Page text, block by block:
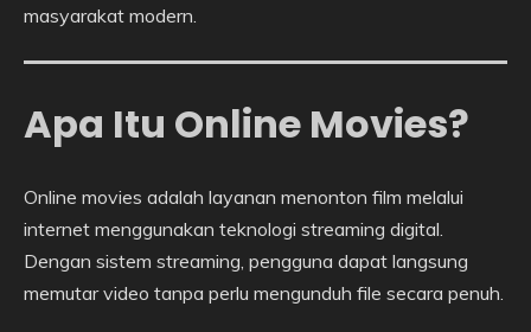
masyarakat modern.
Apa Itu Online Movies?
Online movies adalah layanan menonton film melalui
internet menggunakan teknologi streaming digital.
Dengan sistem streaming, pengguna dapat langsung
memutar video tanpa perlu mengunduh file secara penuh.